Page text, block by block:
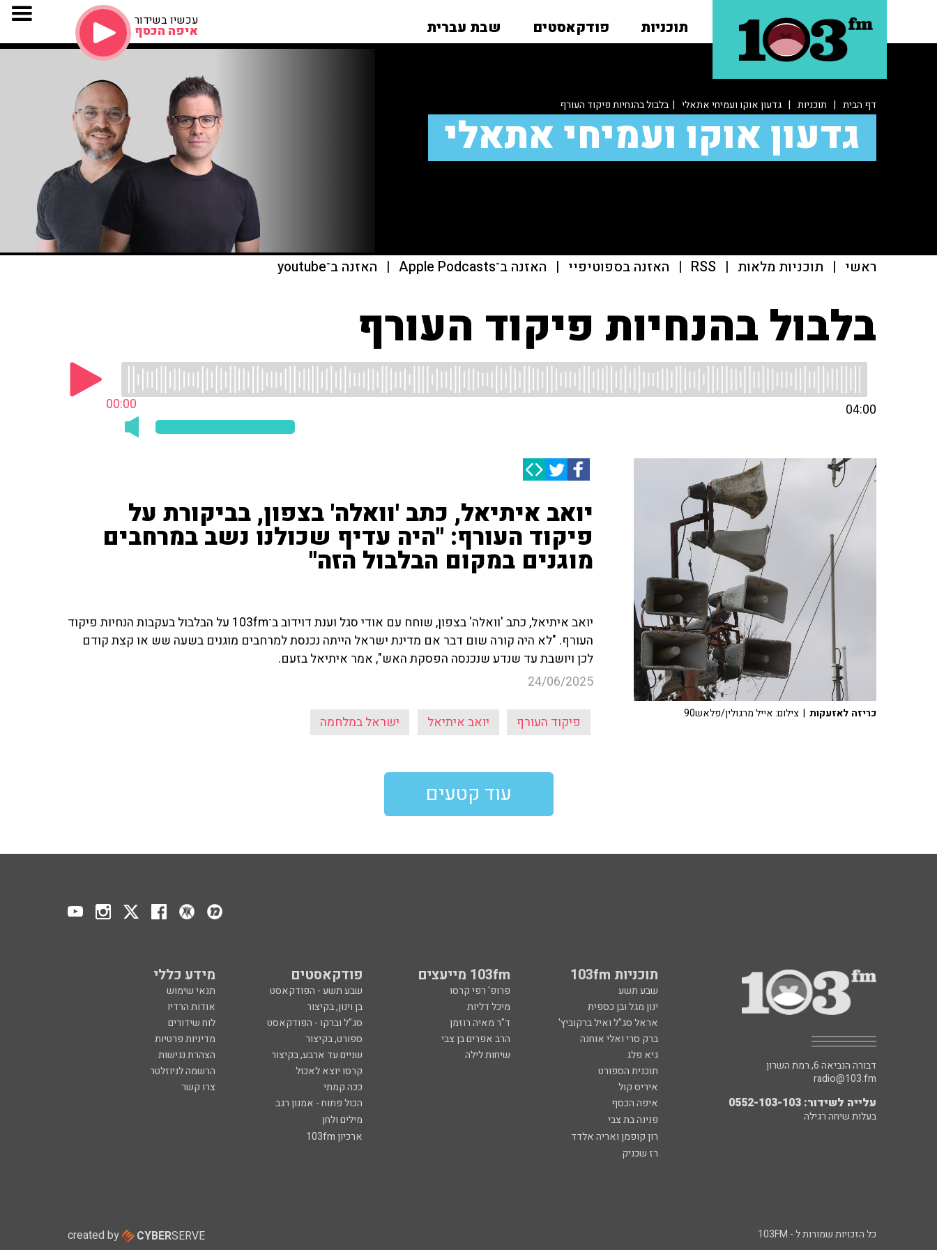
תוכניות פודקאסטים שבת עברית עכשיו בשידור
איפה הכסף
דף הבית | תוכניות | גדעון אוקו ועמיחי אתאלי | בלבול בהנחיות פיקוד העורף
גדעון אוקו ועמיחי אתאלי
ראשי | תוכניות מלאות |
RSS
| האזנה בספוטיפיי | האזנה ב־Apple Podcasts | האזנה ב־youtube
בלבול בהנחיות פיקוד העורף
00:00 04:00
יואב איתיאל, כתב 'וואלה' בצפון, בביקורת על
פיקוד העורף: "היה עדיף שכולנו נשב במרחבים
מוגנים במקום הבלבול הזה"
יואב איתיאל, כתב 'וואלה' בצפון, שוחח עם אודי סגל וענת דוידוב ב־103fm על הבלבול בעקבות הנחיות פיקוד
העורף. "לא היה קורה שום דבר אם מדינת ישראל הייתה נכנסת למרחבים מוגנים בשעה שש או קצת קודם
לכן ויושבת עד שנדע שנכנסה הפסקת האש", אמר איתיאל בזעם.
24/06/2025
פיקוד העורף יואב איתיאל ישראל במלחמה
כריזה לאזעקות | צילום: אייל מרגולין/פלאש90
עוד קטעים
תוכניות 103fm 103fm מייעצים פודקאסטים מידע כללי
שבע תשע פרופ' רפי קרסו שבע תשע - הפודקאסט
תנאי שימוש
ינון מגל ובן כספית
מיכל דליות בן וינון, בקיצור
אודות הרדיו
אראל סג"ל ואיל ברקוביץ'
ד"ר מאיה רוזמן סג"ל וברקו - הפודקאסט
לוח שידורים
ברק סרי ואלי אוחנה
הרב אפרים בן צבי ספורט, בקיצור
מדיניות פרטיות
גיא פלג
שיחות לילה שניים עד ארבע, בקיצור
הצהרת נגישות
תוכנית הספורט
קרסו יוצא לאכול
הרשמה לניוזלטר
איריס קול
ככה קמתי
צרו קשר
איפה הכסף
הכול פתוח - אמנון רגב
פנינה בת צבי
מילים ולחן
רון קופמן ואריה אלדד
ארכיון 103fm
רז שכניק
דבורה הנביאה 6, רמת השרון
radio@103.fm
עלייה לשידור: 0552-103-103
בעלות שיחה רגילה
כל הזכויות שמורות ל - 103FM created by CYBERSERVE